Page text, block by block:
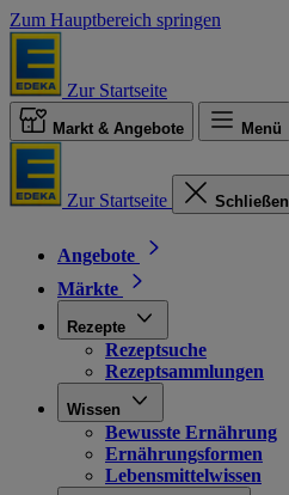
Zum Hauptbereich springen
Zur Startseite
Markt & Angebote Menü
Zur Startseite Schließen
Angebote
Märkte
Rezepte
Rezeptsuche
Rezeptsammlungen
Wissen
Bewusste Ernährung
Ernährungsformen
Lebensmittelwissen